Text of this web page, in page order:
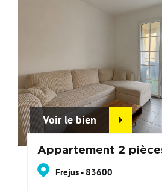
Voir le bien
Appartement 2
Frejus - 83600